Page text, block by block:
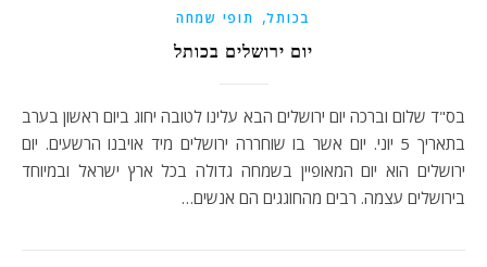
בכותל, תופי שמחה
יום ירושלים בכותל
בס"ד שלום וברכה יום ירושלים הבא עלינו לטובה יחוג ביום ראשון בערב
בתאריך 5 יוני. יום אשר בו שוחררה ירושלים מיד אויבנו הרשעים. יום
ירושלים הוא יום המאופיין בשמחה גדולה בכל ארץ ישראל ובמיוחד
בירושלים עצמה. רבים מהחוגגים הם אנשים…